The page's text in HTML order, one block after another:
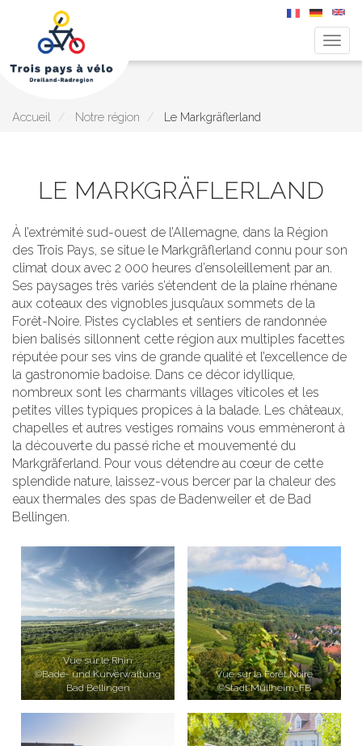
Aller
principal
Accueil Notre région Le Markgräflerland
LE MARKGRÄFLERLAND
À l’extrémité sud-ouest de l’Allemagne, dans la Région
des Trois Pays, se situe le Markgräflerland connu pour son
climat doux avec 2 000 heures d’ensoleillement par an.
Ses paysages très variés s’étendent de la plaine rhénane
aux coteaux des vignobles jusqu’aux sommets de la
Forêt-Noire. Pistes cyclables et sentiers de randonnée
bien balisés sillonnent cette région aux multiples facettes
réputée pour ses vins de grande qualité et l’excellence de
la gastronomie badoise. Dans ce décor idyllique,
nombreux sont les charmants villages viticoles et les
petites villes typiques propices à la balade. Les châteaux,
chapelles et autres vestiges romains vous emmèneront à
la découverte du passé riche et mouvementé du
Markgräferland. Pour vous détendre au cœur de cette
splendide nature, laissez-vous bercer par la chaleur des
eaux thermales des spas de Badenweiler et de Bad
Bellingen.
Vue sur le Rhin
©Bade- und Kurverwaltung
Bad Bellingen
Vue sur la Forêt Noire
©Stadt Müllheim_FB